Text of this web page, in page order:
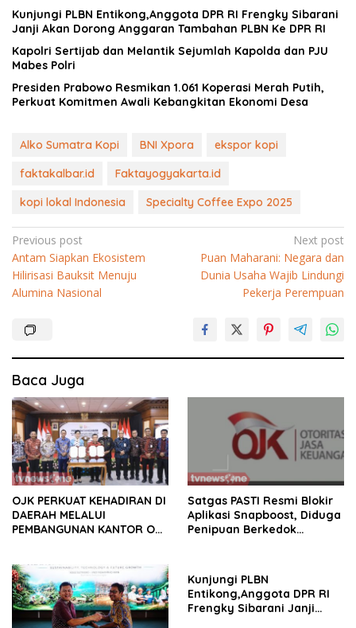
Kunjungi PLBN Entikong,Anggota DPR RI Frengky Sibarani
Janji Akan Dorong Anggaran Tambahan PLBN Ke DPR RI
Kapolri Sertijab dan Melantik Sejumlah Kapolda dan PJU
Mabes Polri
Presiden Prabowo Resmikan 1.061 Koperasi Merah Putih,
Perkuat Komitmen Awali Kebangkitan Ekonomi Desa
Alko Sumatra Kopi BNI Xpora
ekspor kopi
faktakalbar.id
Faktayogyakarta.id
kopi lokal Indonesia
Specialty Coffee Expo 2025
Navigasi
pos
Previous post
Antam Siapkan Ekosistem
Hilirisasi Bauksit Menuju
Alumina Nasional
Next post
Puan Maharani: Negara dan
Dunia Usaha Wajib Lindungi
Pekerja Perempuan
Baca Juga
OJK PERKUAT KEHADIRAN DI
DAERAH MELALUI
PEMBANGUNAN KANTOR OJK
Satgas PASTI Resmi Blokir
Aplikasi Snapboost, Diduga
Penipuan Berkedok
Kunjungi PLBN
Entikong,Anggota DPR RI
Frengky Sibarani Janji